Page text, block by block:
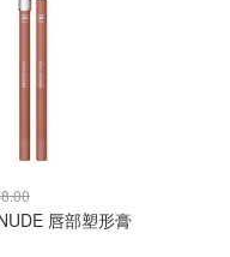
唇部塑形膏